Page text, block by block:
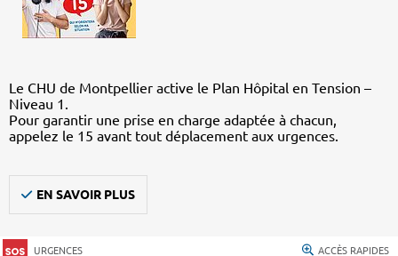
Le CHU de Montpellier active le Plan Hôpital en Tension –
Niveau 1.
Pour garantir une prise en charge adaptée à chacun,
appelez le 15 avant tout déplacement aux urgences.
EN SAVOIR PLUS
URGENCES ACCÈS RAPIDES